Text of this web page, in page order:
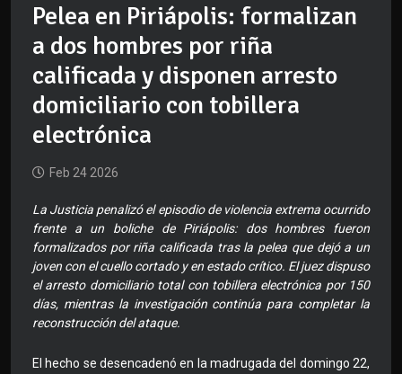
Pelea en Piriápolis: formalizan
a dos hombres por riña
calificada y disponen arresto
domiciliario con tobillera
electrónica
Feb 24 2026
La Justicia penalizó el episodio de violencia extrema ocurrido
frente a un boliche de Piriápolis: dos hombres fueron
formalizados por riña calificada tras la pelea que dejó a un
joven con el cuello cortado y en estado crítico. El juez dispuso
el arresto domiciliario total con tobillera electrónica por 150
días, mientras la investigación continúa para completar la
reconstrucción del ataque.
El hecho se desencadenó en la madrugada del domingo 22,